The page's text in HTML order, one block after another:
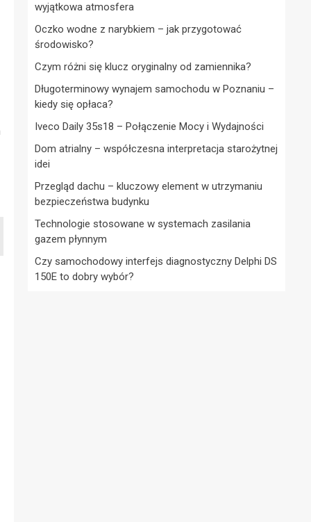
wyjątkowa atmosfera
Oczko wodne z narybkiem – jak przygotować
środowisko?
Czym różni się klucz oryginalny od zamiennika?
Długoterminowy wynajem samochodu w Poznaniu –
kiedy się opłaca?
Iveco Daily 35s18 – Połączenie Mocy i Wydajności
Dom atrialny – współczesna interpretacja starożytnej
idei
Przegląd dachu – kluczowy element w utrzymaniu
bezpieczeństwa budynku
Technologie stosowane w systemach zasilania
gazem płynnym
Czy samochodowy interfejs diagnostyczny Delphi DS
150E to dobry wybór?